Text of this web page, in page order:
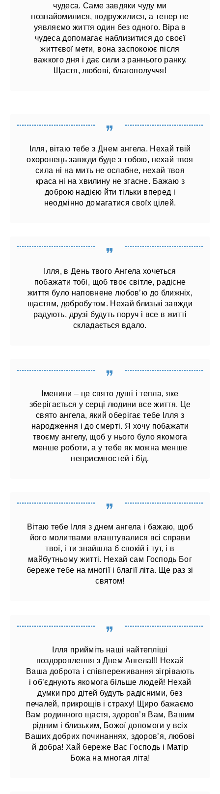
чудеса. Саме завдяки чуду ми
познайомилися, подружилися, а тепер не
уявляємо життя один без одного. Віра в
чудеса допомагає наблизитися до своєї
життєвої мети, вона заспокоює після
важкого дня і дає сили з раннього ранку.
Щастя, любові, благополуччя!
Ілля, вітаю тебе з Днем ангела. Нехай твій
охоронець завжди буде з тобою, нехай твоя
сила ні на мить не ослабне, нехай твоя
краса ні на хвилину не згасне. Бажаю з
доброю надією йти тільки вперед і
неодмінно домагатися своїх цілей.
Ілля, в День твого Ангела хочеться
побажати тобі, щоб твоє світле, радісне
життя було наповнене любов’ю до ближніх,
щастям, добробутом. Нехай близькі завжди
радують, друзі будуть поруч і все в житті
складається вдало.
Іменини – це свято душі і тепла, яке
зберігається у серці людини все життя. Це
свято ангела, який оберігає тебе Ілля з
народження і до смерті. Я хочу побажати
твоєму ангелу, щоб у нього було якомога
менше роботи, а у тебе як можна менше
неприємностей і бід.
Вітаю тебе Ілля з днем ​​ангела і бажаю, щоб
його молитвами влаштувалися всі справи
твої, і ти знайшла б спокій і тут, і в
майбутньому житті. Нехай сам Господь Бог
береже тебе на многії і благії літа. Ще раз зі
святом!
Ілля прийміть наші найтепліші
поздоровлення з Днем Ангела!!! Нехай
Ваша доброта і співпереживання зігрівають
і об’єднують якомога більше людей! Нехай
думки про дітей будуть радісними, без
печалей, прикрощів і страху! Щиро бажаємо
Вам родинного щастя, здоров’я Вам, Вашим
рідним і близьким, Божої допомоги у всіх
Ваших добрих починаннях, здоров’я, любові
й добра! Хай береже Вас Господь і Матір
Божа на многая літа!